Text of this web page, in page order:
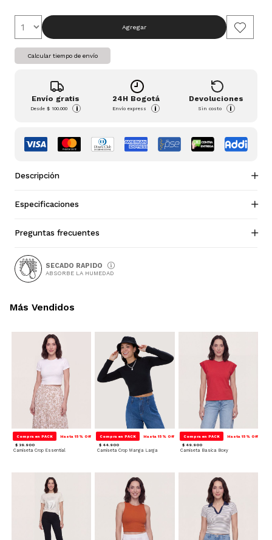
Agregar
Calcular tiempo de envío
Envío gratis
Desde$ 100.000 i
24H Bogotá
Envío express i
Devoluciones
Sin costo i
Descripción
Especificaciones
Preguntas frecuentes
SECADO RAPIDO
ABSORBE LA HUMEDAD
Compra en PACK Hasta 15% Off
$ 39.900
Camiseta Crop Essential
Compra en PACK Hasta 15% Off
$ 44.900
Camiseta Crop Manga Larga
Compra en PACK Hasta 15% Off
$ 49.900
Camiseta Basica Boxy
Más Vendidos